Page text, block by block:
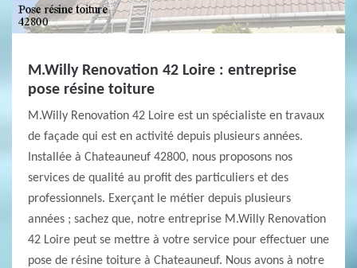
M.Willy Renovation 42 Loire : entreprise
pose résine toiture
M.Willy Renovation 42 Loire est un spécialiste en travaux
de façade qui est en activité depuis plusieurs années.
Installée à Chateauneuf 42800, nous proposons nos
services de qualité au profit des particuliers et des
professionnels. Exerçant le métier depuis plusieurs
années ; sachez que, notre entreprise M.Willy Renovation
42 Loire peut se mettre à votre service pour effectuer une
pose de résine toiture à Chateauneuf. Nous avons à notre